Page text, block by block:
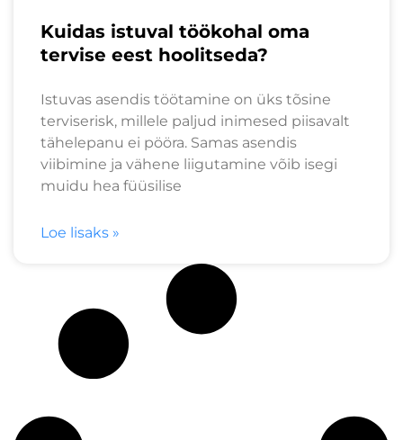
Kuidas istuval töökohal oma
tervise eest hoolitseda?
Istuvas asendis töötamine on üks tõsine
terviserisk, millele paljud inimesed piisavalt
tähelepanu ei pööra. Samas asendis
viibimine ja vähene liigutamine võib isegi
muidu hea füüsilise
Loe lisaks »